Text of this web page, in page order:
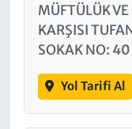
MÜFTÜLÜK
KARŞISI
SOKAK NO: 40
Yol Tarifi Al